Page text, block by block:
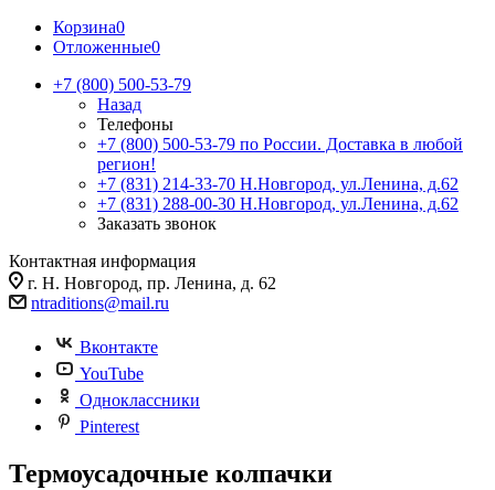
Корзина0
Отложенные0
+7 (800) 500-53-79
Назад
Телефоны
+7 (800) 500-53-79 по России. Доставка в любой
регион!
+7 (831) 214-33-70 Н.Новгород, ул.Ленина, д.62
+7 (831) 288-00-30 Н.Новгород, ул.Ленина, д.62
Заказать звонок
Контактная информация
г. Н. Новгород, пр. Ленина, д. 62
ntraditions@mail.ru
Вконтакте
YouTube
Одноклассники
Pinterest
Термоусадочные колпачки